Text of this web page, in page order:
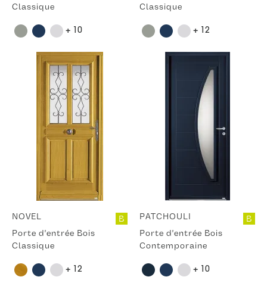
Classique
+ 10
Classique
+ 12
NOVEL
Porte d'entrée Bois
Classique
B
+ 12
PATCHOULI
Porte d'entrée Bois
Contemporaine
B
+ 10